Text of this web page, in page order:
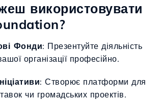
використовувати
Фонди: Презентуйте діяльність
організації професійно.
: Створює платформи для
чи громадських проектів.